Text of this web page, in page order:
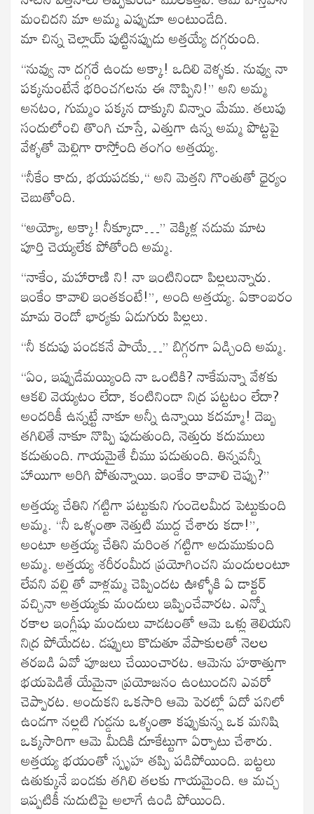
మంచిదని మా అమ్మ ఎప్పుడూ అంటుండేది.
మా చిన్న చెల్లాయ్ పుట్టినప్పుడు అత్తయ్యే దగ్గరుంది.
“నువ్వు నా దగ్గరే ఉండు అక్కా! ఒదిలి వెళ్ళకు. నువ్వు నా
పక్కనుంటేనే భరించగలను ఈ నొప్పిని!” అని అమ్మ
అనటం, గుమ్మం పక్కన దాక్కుని విన్నాం మేము. తలుపు
సందులోంచి తొంగి చూస్తే, ఎత్తుగా ఉన్న అమ్మ పొట్టపై
వేళ్ళతో మెల్లిగా రాస్తోంది తంగం అత్తయ్య.
“నీకేం కాదు, భయపడకు,“ అని మెత్తని గొంతుతో ధైర్యం
చెబుతోంది.
“అయ్యో, అక్కా! నీక్కూడా…” వెక్కిళ్ల నడుమ మాట
పూర్తి చెయ్యలేక పోతోంది అమ్మ.
“నాకేం, మహారాణి ని! నా ఇంటినిండా పిల్లలున్నారు.
ఇంకేం కావాలి ఇంతకంటే!”, అంది అత్తయ్య. ఏకాంబరం
మామ రెండో భార్యకు ఏడుగురు పిల్లలు.
“నీ కడుపు పండకనే పాయే…” బిగ్గరగా ఏడ్చింది అమ్మ.
“ఏం, ఇప్పుడేమయ్యింది నా ఒంటికి? నాకేమన్నా వేళకు
ఆకలి వెయ్యటం లేదా, కంటినిండా నిద్ర పట్టటం లేదా?
అందరికీ ఉన్నట్టే నాకూ అన్నీ ఉన్నాయి కదమ్మా! దెబ్బ
తగిలితే నాకూ నొప్పి పుడుతుంది, నెత్తురు కదుములు
కడుతుంది. గాయమైతే చీము పడుతుంది. తిన్నవన్నీ
హాయిగా అరిగి పోతున్నాయి. ఇంకేం కావాలి చెప్పు?”
అత్తయ్య చేతిని గట్టిగా పట్టుకుని గుండెలమీద పెట్టుకుంది
అమ్మ. “నీ ఒళ్ళంతా నెత్తుటి ముద్ద చేశారు కదా!”,
అంటూ అత్తయ్య చేతిని మరింత గట్టిగా అదుముకుంది
అమ్మ. అత్తయ్య శరీరంమీద ప్రయోగించని మందులంటూ
లేవని వల్లి తో వాళ్లమ్మ చెప్పిందట ఊళ్ళోకి ఏ డాక్టర్
వచ్చినా అత్తయ్యకు మందులు ఇప్పించేవారట. ఎన్నో
రకాల ఇంగ్లీషు మందులు వాడటంతో ఆమె ఒళ్లు తెలియని
నిద్ర పోయేదట. డప్పులు కొడుతూ వేపాకులతో నెలల
తరబడి ఏవో పూజలు చేయించారట. ఆమెను హఠాత్తుగా
భయపెడితే యేమైనా ప్రయోజనం ఉంటుందని ఎవరో
చెప్పారట. అందుకని ఒకసారి ఆమె పెరట్లో ఏదో పనిలో
ఉండగా నల్లటి గుడ్డను ఒళ్ళంతా కప్పుకున్న ఒక మనిషి
ఒక్కసారిగా ఆమె మీదికి దూకేట్టుగా ఏర్పాటు చేశారు.
అత్తయ్య భయంతో స్పృహ తప్పి పడిపోయింది. బట్టలు
ఉతుక్కునే బండకు తగిలి తలకు గాయమైంది. ఆ మచ్చ
ఇప్పటికీ నుదుటిపై అలాగే ఉండి పోయింది.